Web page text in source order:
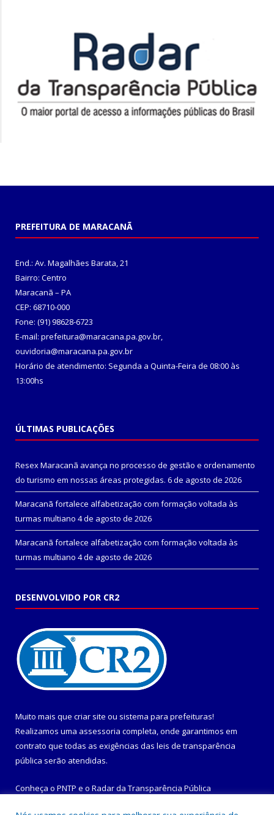
PREFEITURA DE MARACANÃ
End.: Av. Magalhães Barata, 21
Bairro: Centro
Maracanã – PA
CEP: 68710-000
Fone: (91) 98628-6723
E-mail: prefeitura@maracana.pa.gov.br,
ouvidoria@maracana.pa.gov.br
Horário de atendimento: Segunda a Quinta-Feira de 08:00 às
13:00hs
ÚLTIMAS PUBLICAÇÕES
Resex Maracanã avança no processo de gestão e ordenamento
do turismo em nossas áreas protegidas. 6 de agosto de 2026
Maracanã fortalece alfabetização com formação voltada às
turmas multiano 4 de agosto de 2026
Maracanã fortalece alfabetização com formação voltada às
turmas multiano 4 de agosto de 2026
DESENVOLVIDO POR CR2
Muito mais que criar site ou sistema para prefeituras!
Realizamos uma assessoria completa, onde garantimos em
contrato que todas as exigências das leis de transparência
pública serão atendidas.
Conheça o PNTP e o Radar da Transparência Pública